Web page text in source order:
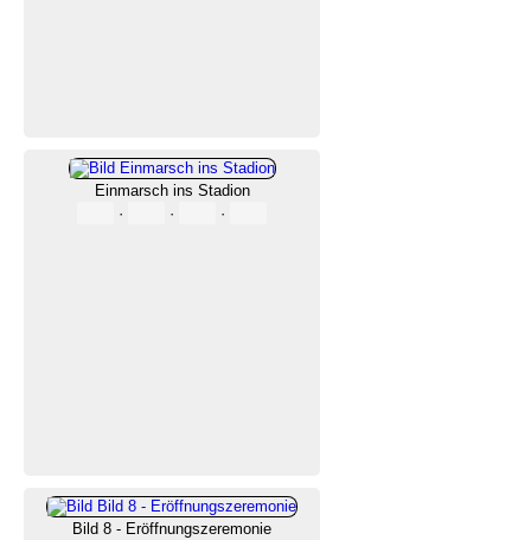
Einmarsch ins Stadion
·
· ·
Bild 8 - Eröffnungszeremonie